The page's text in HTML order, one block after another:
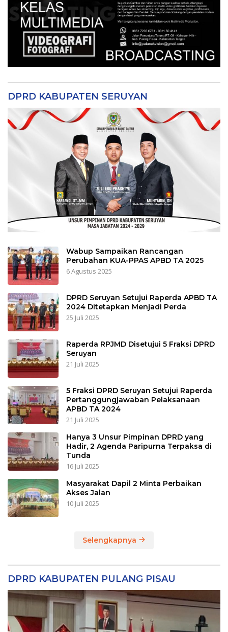
DPRD KABUPATEN SERUYAN
Wabup Sampaikan Rancangan
Perubahan KUA-PPAS APBD TA 2025
6 Agustus 2025
DPRD Seruyan Setujui Raperda APBD TA
2024 Ditetapkan Menjadi Perda
25 Juli 2025
Raperda RPJMD Disetujui 5 Fraksi DPRD
Seruyan
21 Juli 2025
5 Fraksi DPRD Seruyan Setujui Raperda
Pertanggungjawaban Pelaksanaan
APBD TA 2024
21 Juli 2025
Hanya 3 Unsur Pimpinan DPRD yang
Hadir, 2 Agenda Paripurna Terpaksa di
Tunda
16 Juli 2025
Masyarakat Dapil 2 Minta Perbaikan
Akses Jalan
10 Juli 2025
Selengkapnya
DPRD KABUPATEN PULANG PISAU